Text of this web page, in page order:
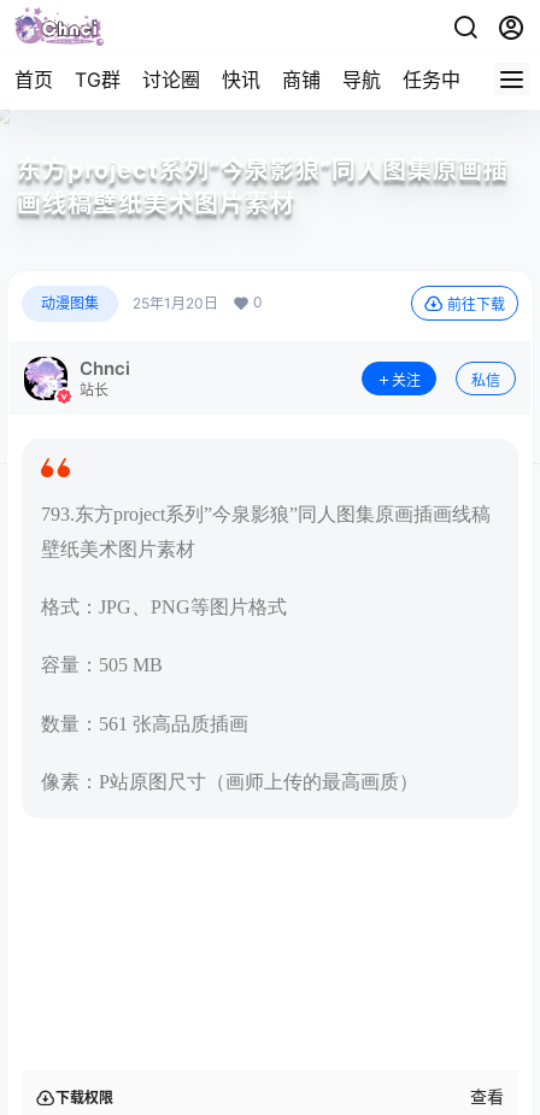
首页 TG群 讨论圈 快讯 商铺 导航 任务中心 帮助
东方project系列”今泉影狼”同人图集原画插
画线稿壁纸美术图片素材
动漫图集 25年1月20日 0 前往下载
Chnci
站长
关注 私信
793.东方project系列”今泉影狼”同人图集原画插画线稿
壁纸美术图片素材
格式：JPG、PNG等图片格式
容量：505 MB
数量：561 张高品质插画
像素：P站原图尺寸（画师上传的最高画质）
下载权限 查看